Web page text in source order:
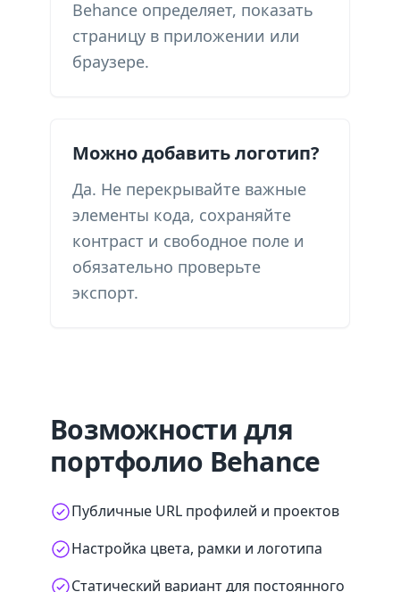
Behance определяет, показать
страницу в приложении или
браузере.
Можно добавить логотип?
Да. Не перекрывайте важные
элементы кода, сохраняйте
контраст и свободное поле и
обязательно проверьте
экспорт.
Возможности для
портфолио Behance
Публичные URL профилей и проектов
Настройка цвета, рамки и логотипа
Статический вариант для постоянного